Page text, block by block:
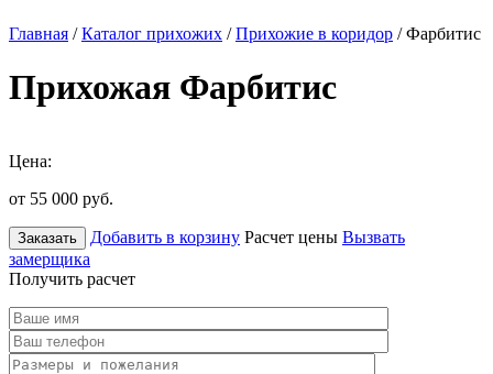
Главная /Каталог прихожих /Прихожие в коридор / Фарбитис
Прихожая Фарбитис
Цена:
от 55 000 руб.
Заказать Добавить в корзину Расчет цены Вызвать
замерщика
Получить расчет